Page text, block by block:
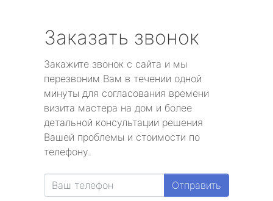
Заказать звонок
Закажите звонок с сайта и мы
перезвоним Вам в течении одной
минуты для согласования времени
визита мастера на дом и более
детальной консультации решения
Вашей проблемы и стоимости по
телефону.
Отправить